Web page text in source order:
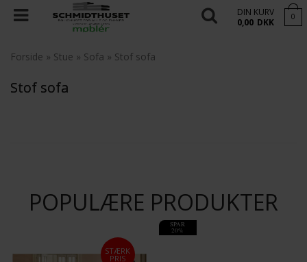
DIN KURV
0,00 DKK 0
Forside » Stue » Sofa » Stof sofa
Stof sofa
POPULÆRE PRODUKTER
STÆRK
PRIS
SPAR
20%